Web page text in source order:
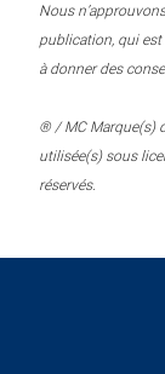
Nous
publication, qui
à donner des
® / MC Marque(s)
utilisée(s) sous
réservés.